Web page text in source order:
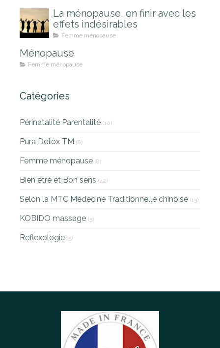
La ménopause, en finir avec les
effets indésirables
Femme ménopause
Ménopause
Femme ménopause
Catégories
Périnatalité Parentalité (10)
Pura Detox TM (8)
Femme ménopause (8)
Bien être et Bon sens (42)
Selon la MTC Médecine Traditionnelle chinoise (13)
KOBIDO massage (5)
Reflexologie (5)